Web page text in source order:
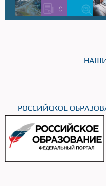
РОССИЙСКОЕ